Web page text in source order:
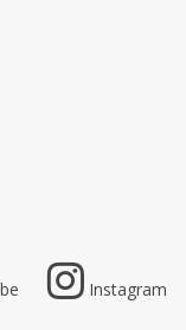
Instagram